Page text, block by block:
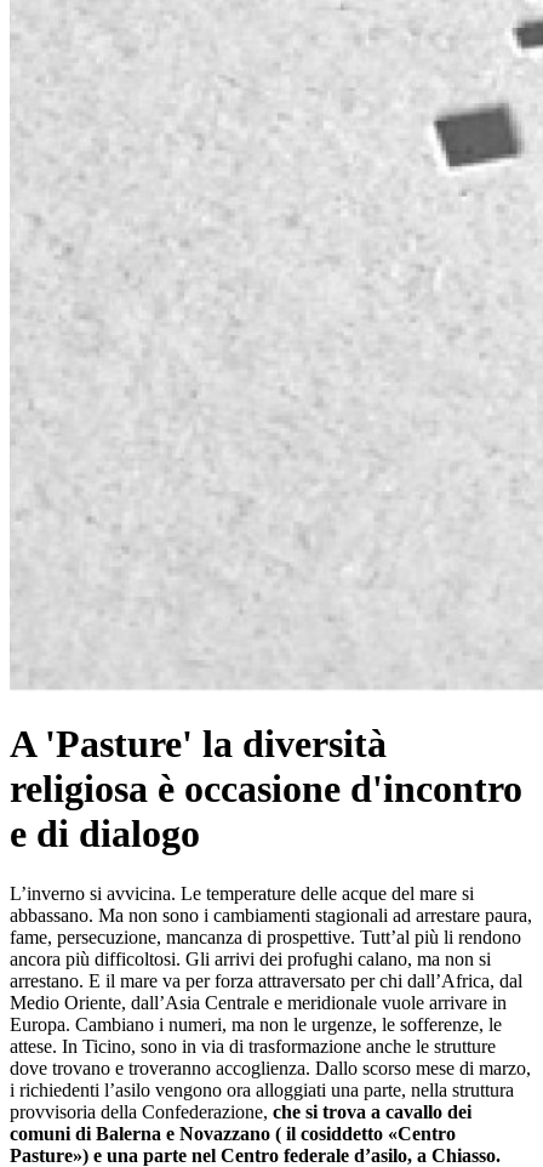
A 'Pasture' la diversità
religiosa è occasione d'incontro
e di dialogo
L’inverno si avvicina. Le temperature delle acque del mare si
abbassano. Ma non sono i cambiamenti stagionali ad arrestare paura,
fame, persecuzione, mancanza di prospettive. Tutt’al più li rendono
ancora più difficoltosi. Gli arrivi dei profughi calano, ma non si
arrestano. E il mare va per forza attraversato per chi dall’Africa, dal
Medio Oriente, dall’Asia Centrale e meridionale vuole arrivare in
Europa. Cambiano i numeri, ma non le urgenze, le sofferenze, le
attese. In Ticino, sono in via di trasformazione anche le strutture
dove trovano e troveranno accoglienza. Dallo scorso mese di marzo,
i richiedenti l’asilo vengono ora alloggiati una parte, nella struttura
provvisoria della Confederazione, che si trova a cavallo dei
comuni di Balerna e Novazzano ( il cosiddetto «Centro
Pasture») e una parte nel Centro federale d’asilo, a Chiasso.